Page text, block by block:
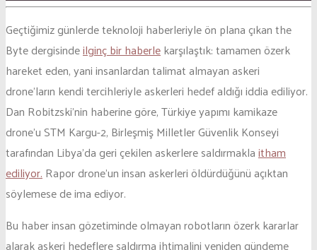
Geçtiğimiz günlerde teknoloji haberleriyle ön plana çıkan the
Byte dergisindeilginç bir haberlekarşılaştık: tamamen özerk
hareket eden, yani insanlardan talimat almayan askeri
drone’ların kendi tercihleriyle askerleri hedef aldığı iddia ediliyor.
Dan Robitzski’nin haberine göre, Türkiye yapımı kamikaze
drone’u STM Kargu-2, Birleşmiş Milletler Güvenlik Konseyi
tarafından Libya’da geri çekilen askerlere saldırmaklaitham
ediliyor.Rapor drone’un insan askerleri öldürdüğünü açıktan
söylemese de ima ediyor.
Bu haber insan gözetiminde olmayan robotların özerk kararlar
alarak askeri hedeflere saldırma ihtimalini yeniden gündeme